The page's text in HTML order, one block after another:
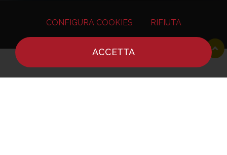
CONFIGURA COOKIES RIFIUTA
ACCETTA